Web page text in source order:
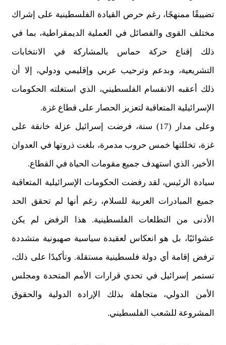
تضييقًا ممنهجًا، رغم حرص القيادة الفلسطينية على إشراك
مختلف القوى والفصائل في العملية الديمقراطية، بما في
ذلك إقناع حركة حماس بالمشاركة في الانتخابات
التشريعية، وبدعم وترحيب عربي وإقليمي ودولي، إلا أن
ذلك أعقبه الانقسام الفلسطيني، الذي استغلته الحكومات
الإسرائيلية المتعاقبة لتعزيز الحصار على قطاع غزة.
وعلى مدار (17) سنة، فرضت إسرائيل عزلة خانقة على
غزة، تخللتها خمس حروب مدمرة، بلغت ذروتها في العدوان
الأخير، الذي استهدف جميع مقومات الحياة في القطاع.
سيادة الرئيس، لقد رفضت الحكومات الإسرائيلية المتعاقبة
جميع المبادرات العربية للسلام، رغم أنها لم تحقق الحد
الأدنى من التطلعات الفلسطينية. هذا الرفض لم يكن
عشوائيًا، بل هو انعكاس لعقيدة سياسية صهيونية متشددة
ترفض إقامة أي دولة فلسطينية مستقلة. وتأكيدًا على ذلك،
تستمر إسرائيل في تحدي قرارات الأمم المتحدة ومجلس
الأمن الدولي، متجاهلة بذلك الإرادة الدولية والحقوق
المشروعة للشعب الفلسطيني.